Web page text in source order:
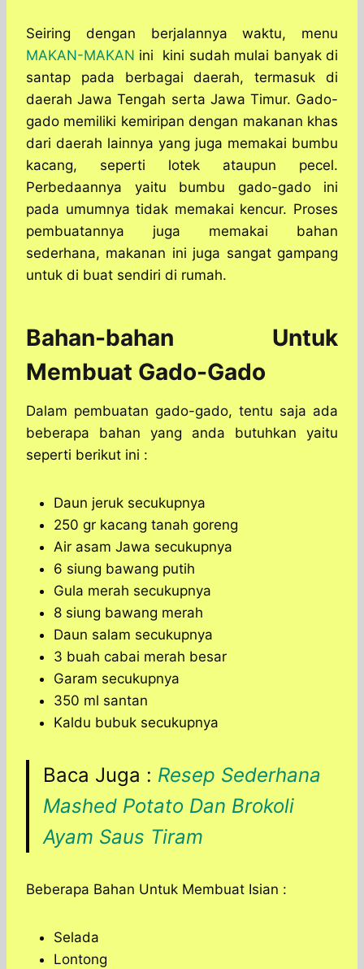
Seiring dengan berjalannya waktu, menu
MAKAN-MAKAN ini kini sudah mulai banyak di
santap pada berbagai daerah, termasuk di
daerah Jawa Tengah serta Jawa Timur. Gado-
gado memiliki kemiripan dengan makanan khas
dari daerah lainnya yang juga memakai bumbu
kacang, seperti lotek ataupun pecel.
Perbedaannya yaitu bumbu gado-gado ini
pada umumnya tidak memakai kencur. Proses
pembuatannya juga memakai bahan
sederhana, makanan ini juga sangat gampang
untuk di buat sendiri di rumah.
Bahan-bahan Untuk
Membuat Gado-Gado
Dalam pembuatan gado-gado, tentu saja ada
beberapa bahan yang anda butuhkan yaitu
seperti berikut ini :
Daun jeruk secukupnya
250 gr kacang tanah goreng
Air asam Jawa secukupnya
6 siung bawang putih
Gula merah secukupnya
8 siung bawang merah
Daun salam secukupnya
3 buah cabai merah besar
Garam secukupnya
350 ml santan
Kaldu bubuk secukupnya
Baca Juga : Resep Sederhana
Mashed Potato Dan Brokoli
Ayam Saus Tiram
Beberapa Bahan Untuk Membuat Isian :
Selada
Lontong